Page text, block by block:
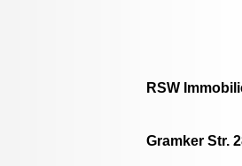
RSW
Gramker Str.